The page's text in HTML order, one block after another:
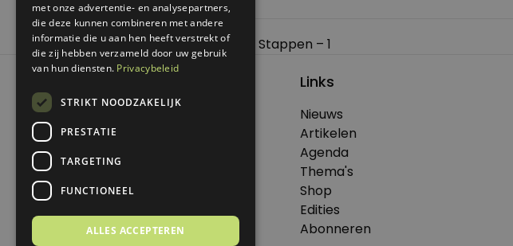
Bericht
navigatie
Previous: Eenvoudig Leven in Zeven Stappen – 1
© 2026 Genoeg .
Alle rechten voorbehouden.
Dit is een uitgave van Virtùmedia
Links
Nieuws
Artikelen
Agenda
Thema's
Shop
Edities
Abonneren
met onze advertentie- en analysepartners,
die deze kunnen combineren met andere
informatie die u aan hen heeft verstrekt of
die zij hebben verzameld door uw gebruik
van hun diensten. Privacybeleid
STRIKT NOODZAKELIJK
PRESTATIE
TARGETING
FUNCTIONEEL
ALLES ACCEPTEREN